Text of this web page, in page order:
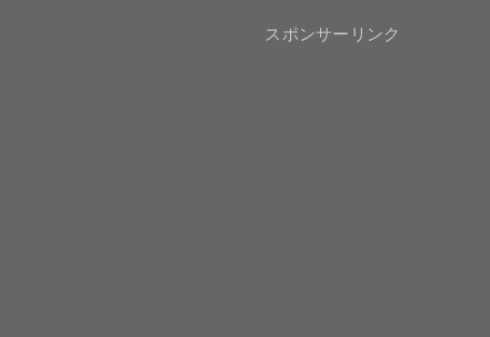
スポンサーリンク